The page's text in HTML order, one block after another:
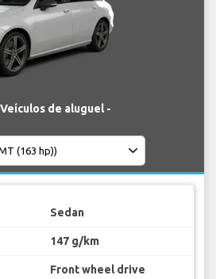
de aluguel -
Sedan
147 g/km
Front wheel drive